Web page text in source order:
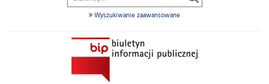
Wyszukiwanie zaawansowane